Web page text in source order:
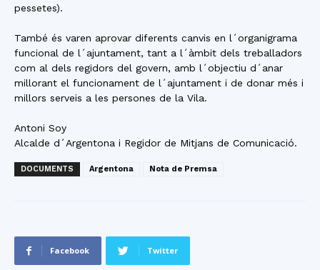
pessetes).
També és varen aprovar diferents canvis en l´organigrama
funcional de l´ajuntament, tant a l´àmbit dels treballadors
com al dels regidors del govern, amb l´objectiu d´anar
millorant el funcionament de l´ajuntament i de donar més i
millors serveis a les persones de la Vila.
Antoni Soy
Alcalde d´Argentona i Regidor de Mitjans de Comunicació.
DOCUMENTS Argentona Nota de Premsa
Facebook Twitter